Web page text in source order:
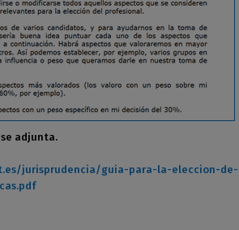
adjunta.
jurisprudencia/guia-para-la-eleccion-